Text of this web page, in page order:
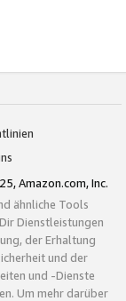
Amazon.com, Inc.
ähnliche Tools
Dienstleistungen
der Erhaltung
und der
und -Dienste
Um mehr darüber